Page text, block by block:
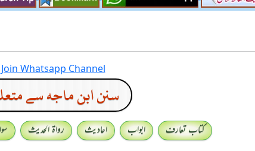
Join Whatsapp Channel
سنن ابن ماجه سے
کتاب تعارف ابواب احادیث رواۃ الحدیث